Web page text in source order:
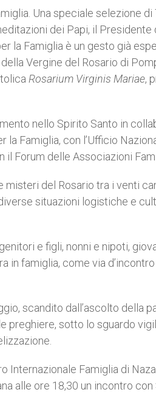
Una speciale selezione
dei Papi, il
la Famiglia è un gesto già
Vergine del Rosario di
Rosarium Virginis Mariae,
nello Spirito Santo in
Famiglia, con l’Ufficio
Forum delle Associazioni
misteri del Rosario tra i venti
situazioni logistiche e
e figli, nonni e nipoti,
in famiglia, come via
scandito dall’ascolto della
preghiere, sotto lo sguardo
Internazionale Famiglia di
alle ore 18,30 un incontro con